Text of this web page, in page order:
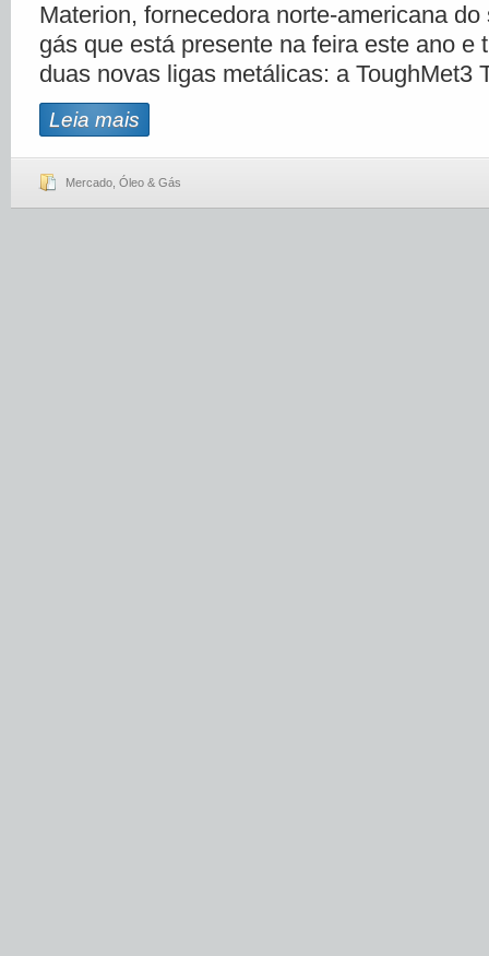
Materion, fornecedora norte-americana
gás que está presente na feira este ano e
duas novas ligas metálicas: a
Leia mais
Mercado Óleo & Gás